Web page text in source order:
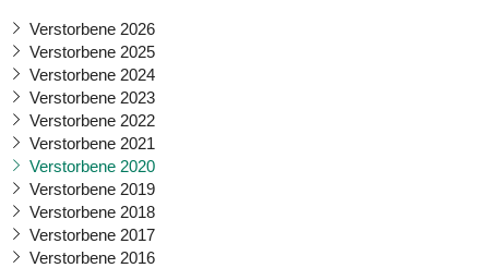
Verstorbene 2026
Verstorbene 2025
Verstorbene 2024
Verstorbene 2023
Verstorbene 2022
Verstorbene 2021
Verstorbene 2020
Verstorbene 2019
Verstorbene 2018
Verstorbene 2017
Verstorbene 2016